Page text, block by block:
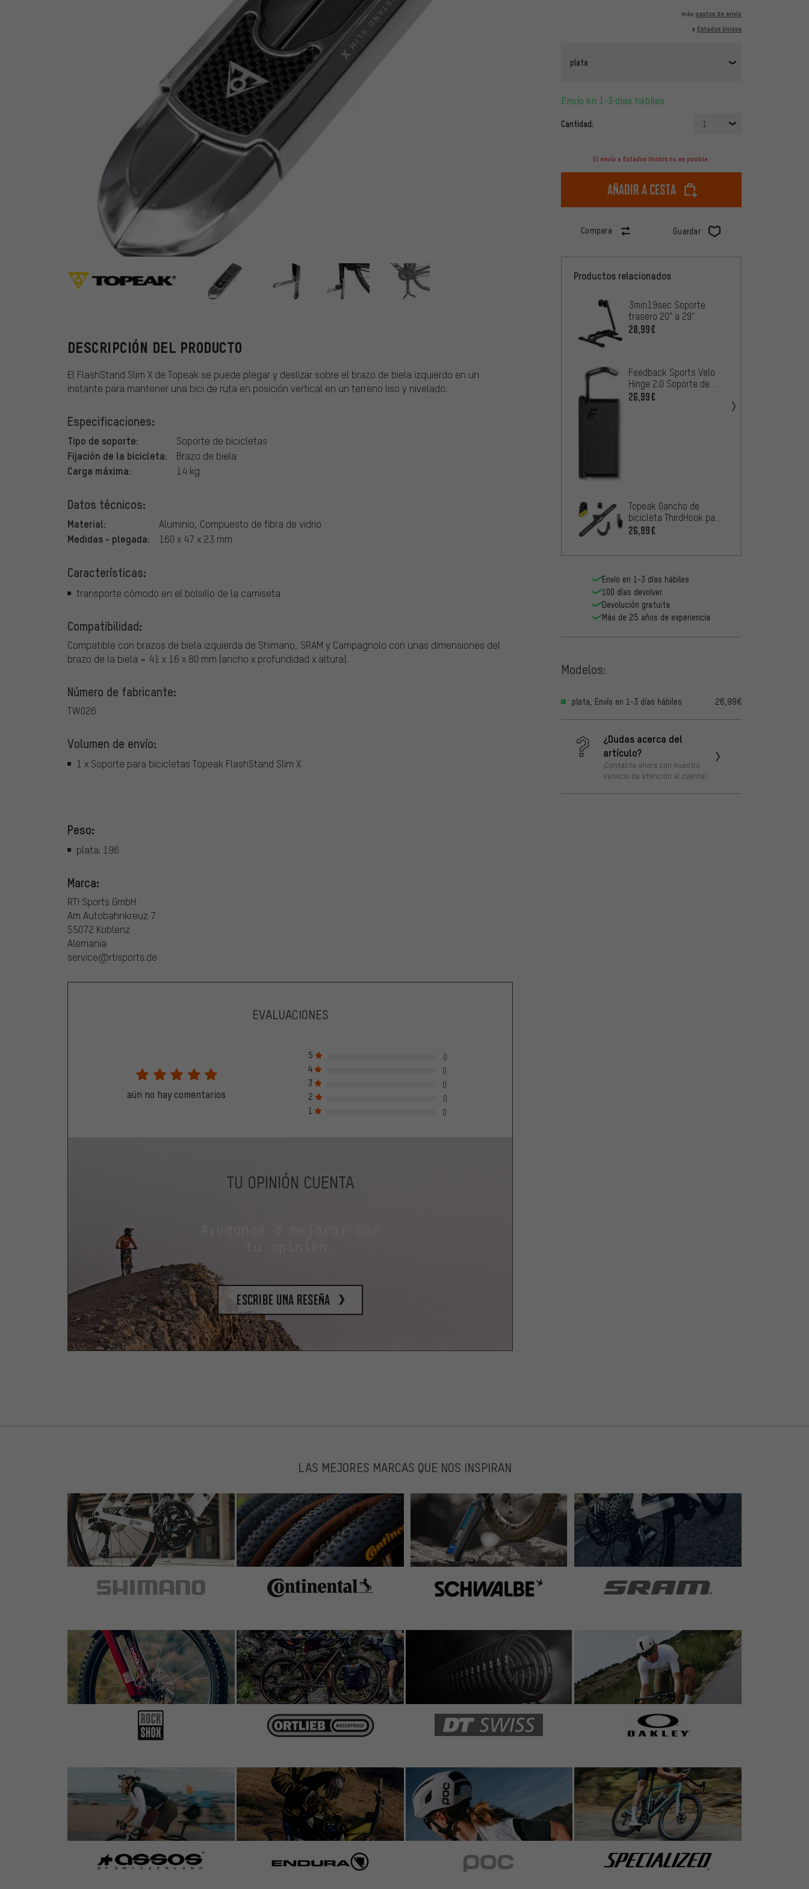
más gastos de envío
a Estados Unidos
plata
Envío en 1-3 días hábiles
Cantidad: 1
El envío a Estados Unidos no es posible.
Añadir a cesta
Compara Guardar
Topeak
DESCRIPCIÓN DEL PRODUCTO
El FlashStand Slim X de Topeak se puede plegar y deslizar sobre el brazo de biela izquierdo en un
instante para mantener una bici de ruta en posición vertical en un terreno liso y nivelado.
Especificaciones:
Tipo de soporte: Soporte de bicicletas
Fijación de la bicicleta: Brazo de biela
Carga máxima: 14 kg
Datos técnicos:
Material: Aluminio, Compuesto de fibra de vidrio
Medidas - plegada: 160 x 47 x 23 mm
Características:
transporte cómodo en el bolsillo de la camiseta
Compatibilidad:
Compatible con brazos de biela izquierda de Shimano, SRAM y Campagnolo con unas dimensiones del
brazo de la biela = 41 x 16 x 80 mm (ancho x profundidad x altura).
Número de fabricante:
TW026
Volumen de envío:
1 x Soporte para bicicletas Topeak FlashStand Slim X
Peso:
plata: 196
Marca:
RTI Sports GmbH
Am Autobahnkreuz 7
55072 Koblenz
Alemania
service@rtisports.de
Productos relacionados
3min19sec Soporte
trasero 20" a 29"
20,99€
Feedback Sports Velo
Hinge 2.0 Soporte de
pared para bicicleta
26,99€
Topeak Gancho de
bicicleta ThirdHook para
TwoUp Bike Stand
26,99€
Envío en 1-3 días hábiles
100 días devolver
Devolución gratuita
Más de 25 años de experiencia
Modelos:
plata, Envío en 1-3 días hábiles 26,99€
¿Dudas acerca del
artículo?
¡Contacta ahora con nuestro
servicio de atención al cliente!
EVALUACIONES
aún no hay comentarios
5
0
4
0
3
0
2
0
1
0
TU OPINIÓN CUENTA
tu opinión.
escribe una reseña
LAS MEJORES MARCAS QUE NOS INSPIRAN